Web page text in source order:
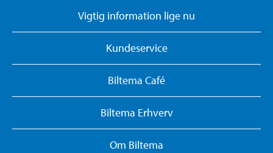
Vigtig information lige nu
Kundeservice
Biltema Café
Biltema Erhverv
Om Biltema